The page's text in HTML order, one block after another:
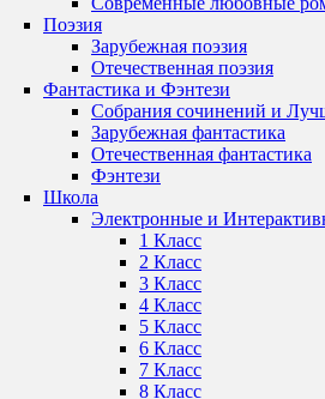
Поэзия
Зарубежная поэзия
Отечественная поэзия
Фантастика и Фэнтези
Собрания сочинений и
Зарубежная фантастика
Отечественная фантастика
Фэнтези
Школа
Электронные и
1 Класс
2 Класс
3 Класс
4 Класс
5 Класс
6 Класс
7 Класс
8 Класс